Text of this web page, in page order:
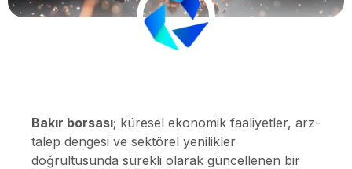
Bakır borsası; küresel ekonomik faaliyetler, arz-
talep dengesi ve sektörel yenilikler
doğrultusunda sürekli olarak güncellenen bir